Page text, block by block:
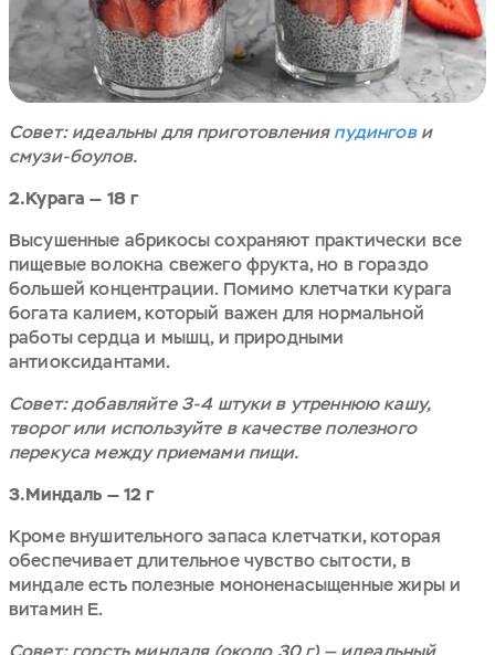
Совет: идеальны для приготовленияпудингови
смузи-боулов.
2.Курага — 18 г
Высушенные абрикосы сохраняют практически все
пищевые волокна свежего фрукта, но в гораздо
большей концентрации. Помимо клетчатки курага
богата калием, который важен для нормальной
работы сердца и мышц, и природными
антиоксидантами.
Совет: добавляйте 3-4 штуки в утреннюю кашу,
творог или используйте в качестве полезного
перекуса между приемами пищи.
3.Миндаль — 12 г
Кроме внушительного запаса клетчатки, которая
обеспечивает длительное чувство сытости, в
миндале есть полезные мононенасыщенные жиры и
витамин E.